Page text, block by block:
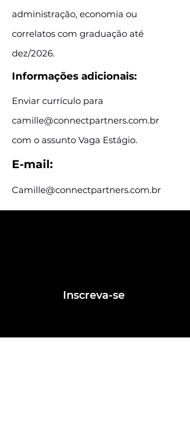
administração, economia ou
correlatos com graduação até
dez/2026.
Informações adicionais:
Enviar currículo para
camille@connectpartners.com.br
com o assunto Vaga Estágio.
E-mail:
Camille@connectpartners.com.br
Inscreva-se